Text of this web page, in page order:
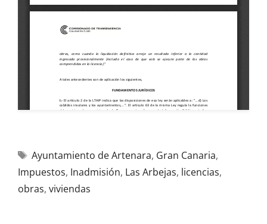
Ayuntamiento de Artenara, Gran Canaria,
Impuestos, Inadmisión, Las Arbejas, licencias,
obras, viviendas